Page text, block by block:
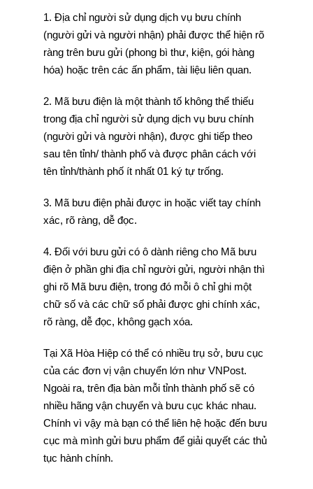
1. Địa chỉ người sử dụng dịch vụ bưu chính
(người gửi và người nhận) phải được thể hiện rõ
ràng trên bưu gửi (phong bì thư, kiện, gói hàng
hóa) hoặc trên các ấn phẩm, tài liệu liên quan.
2. Mã bưu điện là một thành tố không thể thiếu
trong địa chỉ người sử dụng dịch vụ bưu chính
(người gửi và người nhận), được ghi tiếp theo
sau tên tỉnh/ thành phố và được phân cách với
tên tỉnh/thành phố ít nhất 01 ký tự trống.
3. Mã bưu điện phải được in hoặc viết tay chính
xác, rõ ràng, dễ đọc.
4. Đối với bưu gửi có ô dành riêng cho Mã bưu
điện ở phần ghi địa chỉ người gửi, người nhận thì
ghi rõ Mã bưu điện, trong đó mỗi ô chỉ ghi một
chữ số và các chữ số phải được ghi chính xác,
rõ ràng, dễ đọc, không gạch xóa.
Tại Xã Hòa Hiệp có thể có nhiều trụ sở, bưu cục
của các đơn vị vận chuyển lớn như VNPost.
Ngoài ra, trên địa bàn mỗi tỉnh thành phố sẽ có
nhiều hãng vận chuyển và bưu cục khác nhau.
Chính vì vậy mà bạn có thể liên hệ hoặc đến bưu
cục mà mình gửi bưu phẩm để giải quyết các thủ
tục hành chính.